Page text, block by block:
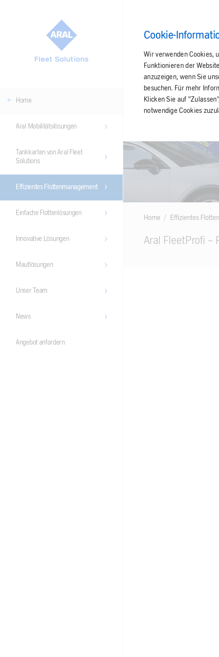
Cookie-
Wir verwenden Cookies,
Funktionieren der
anzuzeigen, wenn Sie
besuchen. Für mehr
Klicken Sie auf
notwendige Cookies
Fleet Solutions
Home
Aral Mobilitätslösungen
Tankkarten von Aral Fleet
Solutions
Effizientes Flottenmanagement
Einfache Flottenlösungen
Innovative Lösungen
Mautlösungen
Unser Team
News
Angebot anfordern
Home Effizientes
Aral FleetProfi -